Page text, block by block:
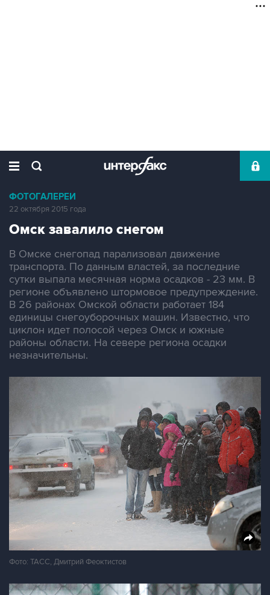
ФОТОГАЛЕРЕИ
22 октября 2015 года
Омск завалило снегом
В Омске снегопад парализовал движение
транспорта. По данным властей, за последние
сутки выпала месячная норма осадков - 23 мм. В
регионе объявлено штормовое предупреждение.
В 26 районах Омской области работает 184
единицы снегоуборочных машин. Известно, что
циклон идет полосой через Омск и южные
районы области. На севере региона осадки
незначительны.
Фото: ТАСС, Дмитрий Феоктистов